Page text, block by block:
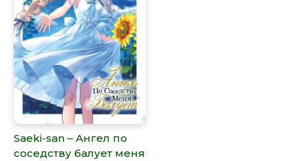
Saeki-san – Ангел по
соседству балует меня